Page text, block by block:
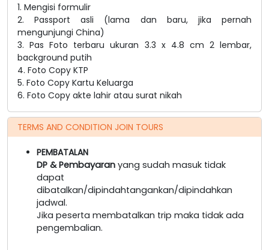
1. Mengisi formulir
2. Passport asli (lama dan baru, jika pernah
mengunjungi China)
3. Pas Foto terbaru ukuran 3.3 x 4.8 cm 2 lembar,
background putih
4. Foto Copy KTP
5. Foto Copy Kartu Keluarga
6. Foto Copy akte lahir atau surat nikah
TERMS AND CONDITION JOIN TOURS
PEMBATALAN
DP & Pembayaran yang sudah masuk tidak
dapat
dibatalkan/dipindahtangankan/dipindahkan
jadwal.
Jika peserta membatalkan trip maka tidak ada
pengembalian.